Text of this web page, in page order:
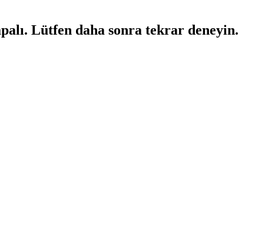
Lütfen daha sonra tekrar deneyin.